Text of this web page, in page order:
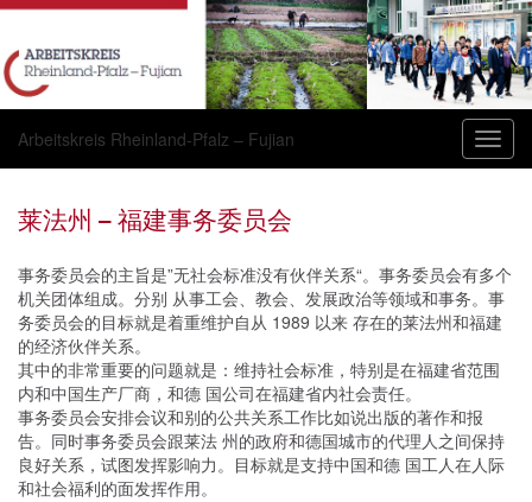
Arbeitskreis Rheinland-Pfalz – Fujian
莱法州 – 福建事务委员会
事务委员会的主旨是”无社会标准没有伙伴关系“。事务委员会有多个
机关团体组成。分别 从事工会、教会、发展政治等领域和事务。事
务委员会的目标就是着重维护自从 1989 以来 存在的莱法州和福建
的经济伙伴关系。
其中的非常重要的问题就是：维持社会标准，特别是在福建省范围
内和中国生产厂商，和德 国公司在福建省内社会责任。
事务委员会安排会议和别的公共关系工作比如说出版的著作和报
告。同时事务委员会跟莱法 州的政府和德国城市的代理人之间保持
良好关系，试图发挥影响力。目标就是支持中国和德 国工人在人际
和社会福利的面发挥作用。